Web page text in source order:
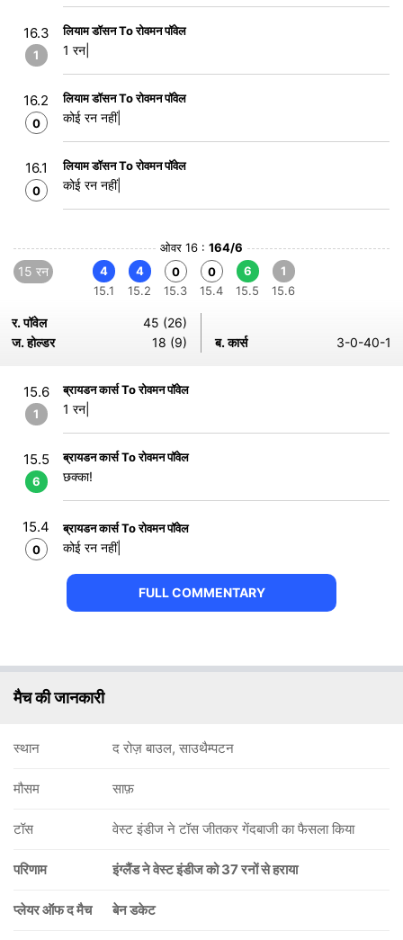
16.3
1
लियाम डॉसन To रोवमन पॉवेल
1 रन|
16.2
0
लियाम डॉसन To रोवमन पॉवेल
कोई रन नहीं|
16.1
0
लियाम डॉसन To रोवमन पॉवेल
कोई रन नहीं|
ओवर 16 : 164/6
15 रन
4
15.1
4
15.2
0
15.3
0
15.4
6
15.5
1
15.6
र. पॉवेल
45 (26)
ज. होल्डर
18 (9) ब. कार्स 3-0-40-1
15.6
1
ब्रायडन कार्स To रोवमन पॉवेल
1 रन|
15.5
6
ब्रायडन कार्स To रोवमन पॉवेल
छक्का!
15.4
0
ब्रायडन कार्स To रोवमन पॉवेल
कोई रन नहीं|
FULL COMMENTARY
मैच की जानकारी
स्थान द रोज़ बाउल, साउथैम्पटन
मौसम साफ़
टॉस वेस्ट इंडीज ने टॉस जीतकर गेंदबाजी का फैसला किया
परिणाम इंग्लैंड ने वेस्ट इंडीज को 37 रनों से हराया
प्लेयर ऑफ द मैच बेन डकेट